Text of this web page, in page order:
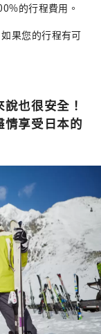
的行程費用。
果您的行程有可
也很安全！
情享受日本的